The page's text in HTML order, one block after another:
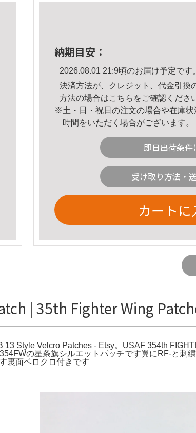
納期目安：
2026.08.01 21:9頃のお届け予定です。
決済方法が、クレジット、代金引換
方法の場合はこちら をご確認くださ
※土・日・祝日の注文の場合や在庫
時間をいただく場合がございます。
即日出荷条件
受け取り方法・
カートに
| 35th Fighter Wing
Style Velcro Patches - Etsy。USAF 354th
の星条旗シルエットパッチです翼にRF-と刺
裏面ベロクロ付きです